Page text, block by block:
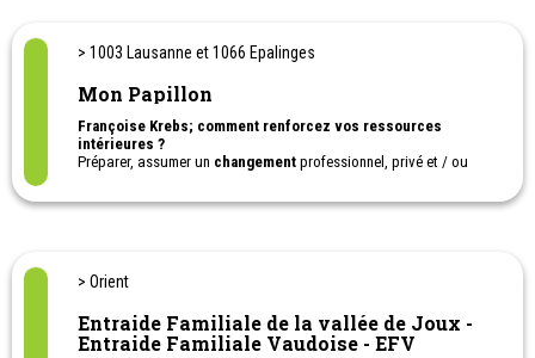
> 1003 Lausanne et 1066 Epalinges
Mon Papillon
Françoise Krebs; comment renforcez vos ressources
intérieures ?
Préparer, assumer un changement professionnel, privé et / ou
> Orient
Entraide Familiale de la vallée de Joux -
Entraide Familiale Vaudoise - EFV